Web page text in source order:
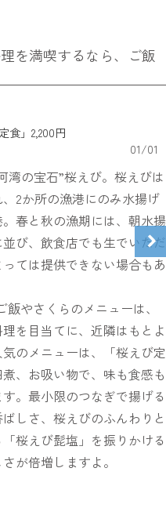
を満喫するなら、ご飯
食」2,200円
01/01
湾の宝石”桜えび。桜えびは
2か所の漁港にのみ水揚げ
春と秋の漁期には、朝水揚
び、飲食店でも生でいただ
ては提供できない場合もあ
やさくらのメニューは、
を目当てに、近隣はもとよ
のメニューは、「桜えび定
、お吸い物で、味も食感も
。最小限のつなぎで揚げる
しさ、桜えびのふんわりと
桜えび髭塩」を振りかける
が倍増しますよ。